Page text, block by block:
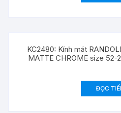
KC2480: Kính mát
MATTE CHROME size 52-
ĐỌC